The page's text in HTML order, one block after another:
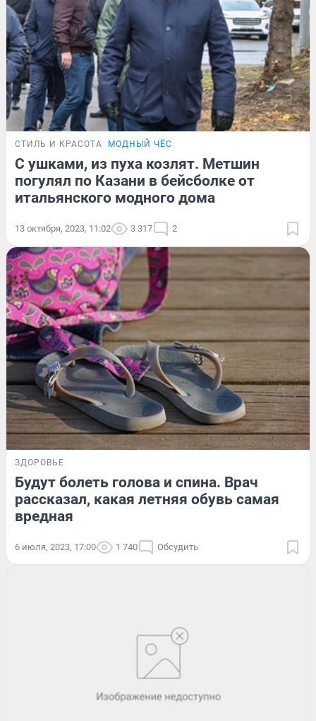
СТИЛЬ И КРАСОТА МОДНЫЙ ЧЁС
С ушками, из пуха козлят. Метшин
погулял по Казани в бейсболке от
итальянского модного дома
13 октября, 2023, 11:02 3 317 2
ЗДОРОВЬЕ
Будут болеть голова и спина. Врач
рассказал, какая летняя обувь самая
вредная
6 июля, 2023, 17:00 1 740 Обсудить